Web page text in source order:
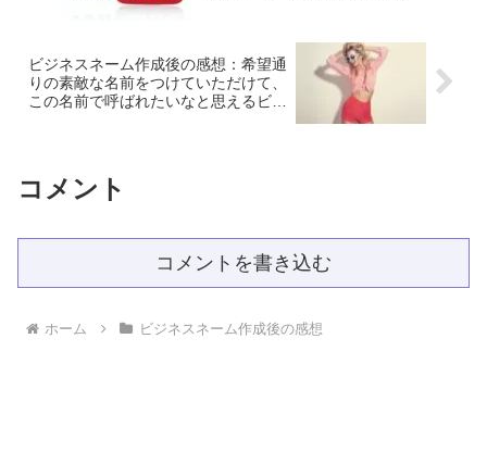
ビジネスネーム作成後の感想：希望通
りの素敵な名前をつけていただけて、
この名前で呼ばれたいなと思えるビジ
コメント
コメントを書き込む
ホーム ビジネスネーム作成後の感想